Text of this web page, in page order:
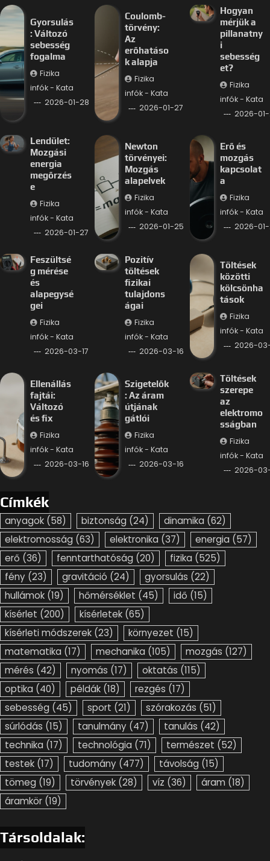
Gyorsulás
: Változó
sebesség
fogalma
Fizika
infók - Kata
2026-01-28
Coulomb-
törvény:
Az
erőhatáso
k alapja
Fizika
infók - Kata
2026-01-27
Hogyan
mérjük a
pillanatny
i
sebesség
et?
Fizika
infók - Kata
2026-
Lendület:
Mozgási
energia
megőrzés
e
Fizika
infók - Kata
2026-01-27
Newton
törvényei:
Mozgás
alapelvek
Fizika
infók - Kata
2026-01-25
Erő és
mozgás
kapcsolat
a
Fizika
infók - Kata
2026-
Feszültsé
g mérése
és
alapegysé
gei
Fizika
infók - Kata
2026-03-17
Pozitív
töltések
fizikai
tulajdons
ágai
Fizika
infók - Kata
2026-03-16
Töltések
közötti
kölcsönha
tások
Fizika
infók - Kata
2026-
Ellenállás
fajtái:
Változó
és fix
Fizika
infók - Kata
2026-03-16
Szigetelők
: Az áram
útjának
gátlói
Fizika
infók - Kata
2026-03-16
Töltések
szerepe
az
elektromo
sságban
Fizika
infók - Kata
2026-
Címkék
anyagok (58) biztonság (24) dinamika (62)
elektromosság (63) elektronika (37) energia (57)
erő (36) fenntarthatóság (20) fizika (525)
fény (23) gravitáció (24) gyorsulás (22)
hullámok (19) hőmérséklet (45) idő (15)
kísérlet (200) kísérletek (65)
kísérleti módszerek (23) környezet (15)
matematika (17) mechanika (105) mozgás (127)
mérés (42) nyomás (17) oktatás (115)
optika (40) példák (18) rezgés (17)
sebesség (45) sport (21) szórakozás (51)
súrlódás (15) tanulmány (47) tanulás (42)
technika (17) technológia (71) természet (52)
testek (17) tudomány (477) távolság (15)
tömeg (19) törvények (28) víz (36) áram (18)
áramkör (19)
Társoldalak: